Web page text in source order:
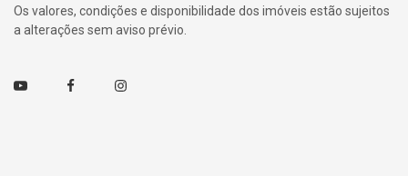
Os valores, condições e disponibilidade dos imóveis estão sujeitos
a alterações sem aviso prévio.
Youtube FacebookInstagram